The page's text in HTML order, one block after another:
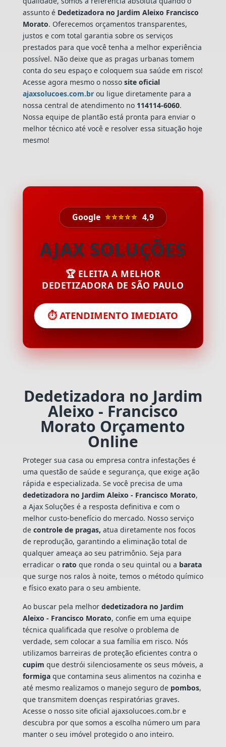
assunto é Dedetizadora no Jardim Aleixo Francisco
Morato. Oferecemos orçamentos transparentes,
justos e com total garantia sobre os serviços
prestados para que você tenha a melhor experiência
possível. Não deixe que as pragas urbanas tomem
conta do seu espaço e coloquem sua saúde em risco!
Acesse agora mesmo o nossosite oficial
ajaxsolucoes.com.brou ligue diretamente para a
nossa central de atendimento no 114114-6060.
Nossa equipe de plantão está pronta para enviar o
melhor técnico até você e resolver essa situação hoje
mesmo!
Google ⭐⭐⭐⭐⭐ 4,9
AJAX SOLUÇÕES
🏆 ELEITA A MELHOR
DEDETIZADORA DE SÃO PAULO
⏱️ ATENDIMENTO IMEDIATO
Dedetizadora no Jardim
Aleixo - Francisco
Morato Orçamento
Online
Proteger sua casa ou empresa contra infestações é
uma questão de saúde e segurança, que exige ação
rápida e especializada. Se você precisa de uma
dedetizadora no Jardim Aleixo - Francisco Morato,
a Ajax Soluções é a resposta definitiva e com o
melhor custo-benefício do mercado. Nosso serviço
de controle de pragas, atua diretamente nos focos
de reprodução, garantindo a eliminação total de
qualquer ameaça ao seu patrimônio. Seja para
erradicar o rato que ronda o seu quintal ou a barata
que surge nos ralos à noite, temos o método químico
e físico exato para o seu ambiente.
Ao buscar pela melhor dedetizadora no Jardim
Aleixo - Francisco Morato, confie em uma equipe
técnica qualificada que resolve o problema de
verdade, sem colocar a sua família em risco. Nós
utilizamos barreiras de proteção eficientes contra o
cupim que destrói silenciosamente os seus móveis, a
formigaque contamina seus alimentos na cozinha e
até mesmo realizamos o manejo seguro de pombos,
que transmitem doenças respiratórias graves.
Acesse o nosso site oficial ajaxsolucoes.com.br e
descubra por que somos a escolha número um para
manter o seu imóvel protegido o ano inteiro.